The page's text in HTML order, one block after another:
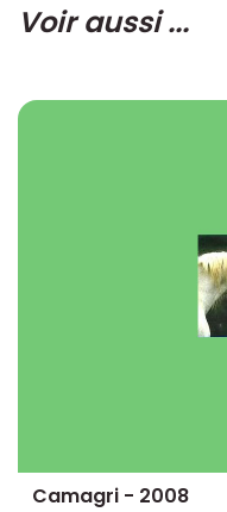
Voir aussi ...
Camagri - 2008